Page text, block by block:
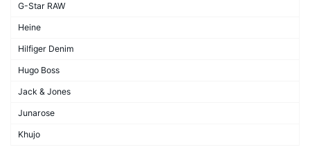
G-Star RAW
Heine
Hilfiger Denim
Hugo Boss
Jack & Jones
Junarose
Khujo